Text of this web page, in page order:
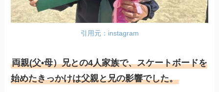
引用元：instagram
両親(父•母）兄との4人家族で、スケートボードを
始めたきっかけは父親と兄の影響でした。